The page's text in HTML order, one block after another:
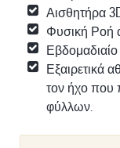
Αισθητήρα
Φυσική Ροή
Εξαιρετικά
τον ήχο που
φύλλων.